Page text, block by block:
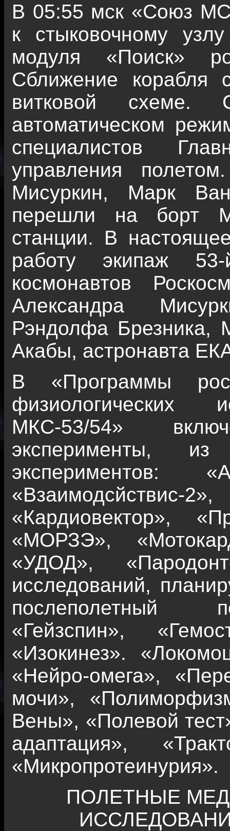
В 05:55 мск «Союз
к стыковочному узлу
модуля «Поиск»
Сближение корабля
витковой схеме.
автоматическом
специалистов
управления
Мисуркин, Марк
перешли на борт
станции. В
работу экипаж
космонавтов
Александра
Рэндолфа
Акабы, астронавта
В «Программы
МКС-53/54»
эксперименты,
экспериментов:
«Кардиовектор»,
«МОРЗЭ»,
«УДОД»,
исследований,
послеполетный
«Гейзспин»,
«Изокинез».
«Нейро-омега»,
мочи»,
Вены», «Полевой
адаптация»,
«Микропротеинурия».
ПОЛЕТНЫЕ